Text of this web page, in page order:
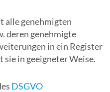
alle genehmigten
deren genehmigte
in ein Register
in geeigneter Weise.
DSGVO